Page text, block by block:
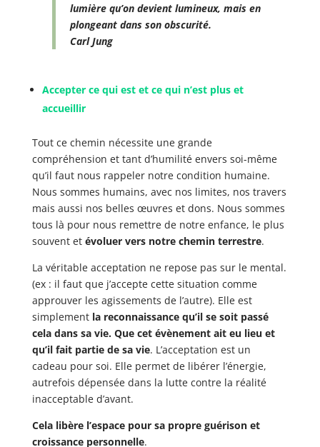
lumière qu’on devient lumineux, mais en
plongeant dans son obscurité.
Carl Jung
Accepter ce qui est et ce qui n’est plus et
accueillir
Tout ce chemin nécessite une grande
compréhension et tant d’humilité envers soi-même
qu’il faut nous rappeler notre condition humaine.
Nous sommes humains, avec nos limites, nos travers
mais aussi nos belles œuvres et dons. Nous sommes
tous là pour nous remettre de notre enfance, le plus
souvent et évoluer vers notre chemin terrestre.
La véritable acceptation ne repose pas sur le mental.
(ex : il faut que j’accepte cette situation comme
approuver les agissements de l’autre). Elle est
simplement la reconnaissance qu’il se soit passé
cela dans sa vie. Que cet évènement ait eu lieu et
qu’il fait partie de sa vie. L’acceptation est un
cadeau pour soi. Elle permet de libérer l’énergie,
autrefois dépensée dans la lutte contre la réalité
inacceptable d’avant.
Cela libère l’espace pour sa propre guérison et
croissance personnelle.